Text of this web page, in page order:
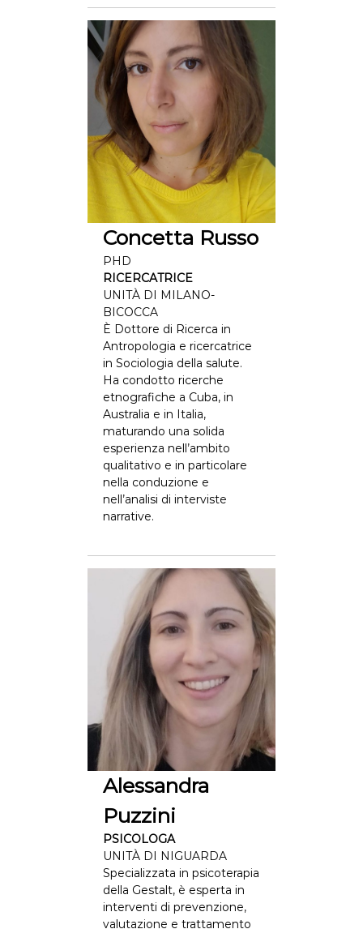
Concetta Russo
PHD
RICERCATRICE
UNITÀ DI MILANO-
BICOCCA
È Dottore di Ricerca in
Antropologia e ricercatrice
in Sociologia della salute.
Ha condotto ricerche
etnografiche a Cuba, in
Australia e in Italia,
maturando una solida
esperienza nell’ambito
qualitativo e in particolare
nella conduzione e
nell’analisi di interviste
narrative.
Alessandra
Puzzini
PSICOLOGA
UNITÀ DI NIGUARDA
Specializzata in psicoterapia
della Gestalt, è esperta in
interventi di prevenzione,
valutazione e trattamento